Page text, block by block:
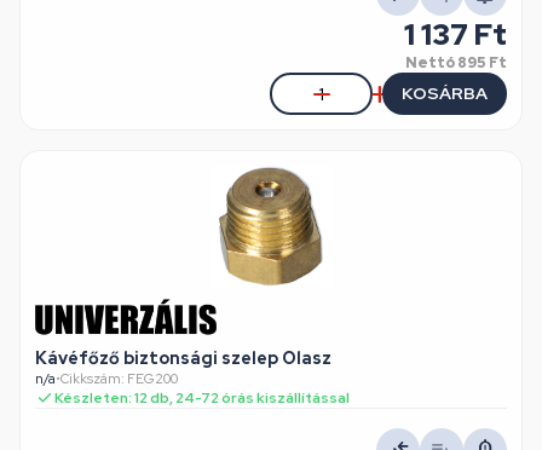
1 137 Ft
Nettó895 Ft
KOSÁRBA
Kávéfőző biztonsági szelep Olasz
n/a•Cikkszám: FEG200
Készleten: 12 db, 24-72 órás kiszállítással